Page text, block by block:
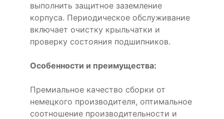
выполнить защитное заземление
корпуса. Периодическое обслуживание
включает очистку крыльчатки и
проверку состояния подшипников.
Особенности и преимущества:
Премиальное качество сборки от
немецкого производителя, оптимальное
соотношение производительности и